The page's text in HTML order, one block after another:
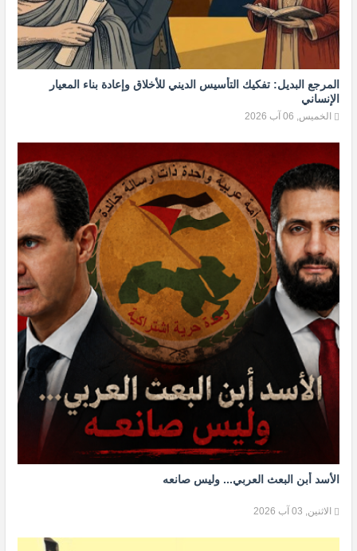
المرجع البديل: تفكيك التأسيس الديني للأخلاق وإعادة بناء المعيار
الإنساني
الخميس, 06 آب 2026
الأسد أبن البعث العربي... وليس صانعه
الاثنين, 03 آب 2026